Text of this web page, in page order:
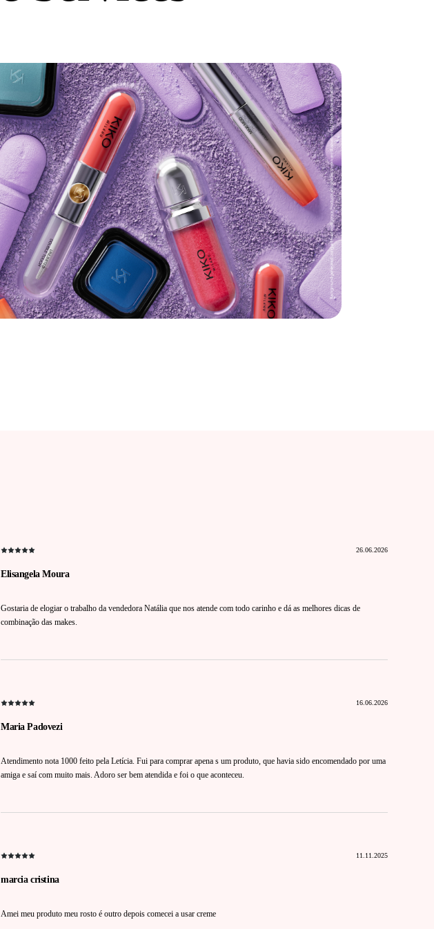
26.06.2026
Elisangela Moura
Gostaria de elogiar o trabalho da vendedora Natália que nos atende com todo carinho e dá as melhores dicas de
combinação das makes.
16.06.2026
Maria Padovezi
Atendimento nota 1000 feito pela Letícia. Fui para comprar apena s um produto, que havia sido encomendado por uma
amiga e saí com muito mais. Adoro ser bem atendida e foi o que aconteceu.
11.11.2025
marcia cristina
Amei meu produto meu rosto é outro depois comecei a usar creme